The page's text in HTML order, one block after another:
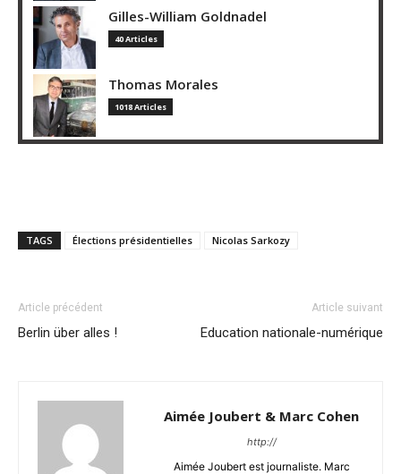
Gilles-William Goldnadel
40 Articles
Thomas Morales
1018 Articles
TAGS Élections présidentielles Nicolas Sarkozy
Article précédent
Berlin über alles !
Article suivant
Education nationale-numérique
Aimée Joubert & Marc Cohen
http://
Aimée Joubert est journaliste. Marc